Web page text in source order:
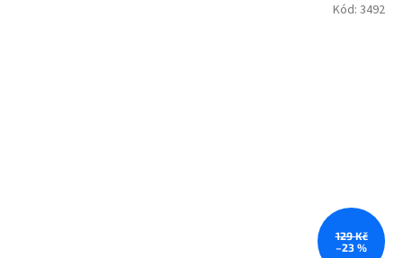
129 Kč
–23 %
Kód: 3492